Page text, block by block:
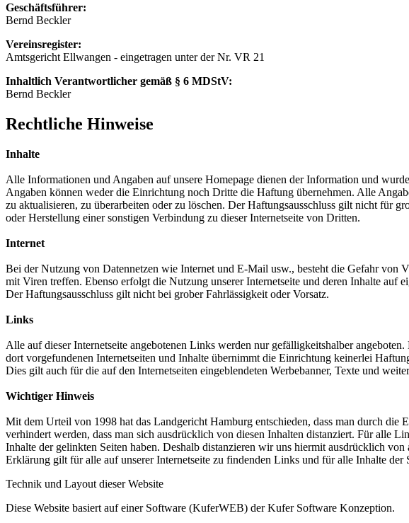
Geschäftsführer:
Bernd Beckler
Vereinsregister:
Amtsgericht Ellwangen - eingetragen unter der Nr. VR 21
Inhaltlich Verantwortlicher gemäß § 6 MDStV:
Bernd Beckler
Rechtliche Hinweise
Inhalte
Alle Informationen und Angaben auf unsere Homepage dienen der Information und
Angaben können weder die Einrichtung noch Dritte die Haftung übernehmen. Alle
zu aktualisieren, zu überarbeiten oder zu löschen. Der Haftungsausschluss gilt nicht für
oder Herstellung einer sonstigen Verbindung zu dieser Internetseite von Dritten.
Internet
Bei der Nutzung von Datennetzen wie Internet und E-Mail usw., besteht die Gefahr von
mit Viren treffen. Ebenso erfolgt die Nutzung unserer Internetseite und deren Inhalte auf
Der Haftungsausschluss gilt nicht bei grober Fahrlässigkeit oder Vorsatz.
Links
Alle auf dieser Internetseite angebotenen Links werden nur gefälligkeitshalber
dort vorgefundenen Internetseiten und Inhalte übernimmt die Einrichtung keinerlei
Dies gilt auch für die auf den Internetseiten eingeblendeten Werbebanner, Texte und
Wichtiger Hinweis
Mit dem Urteil von 1998 hat das Landgericht Hamburg entschieden, dass man durch
verhindert werden, dass man sich ausdrücklich von diesen Inhalten distanziert. Für alle
Inhalte der gelinkten Seiten haben. Deshalb distanzieren wir uns hiermit ausdrücklich
Erklärung gilt für alle auf unserer Internetseite zu findenden Links und für alle Inhalte
Technik und Layout dieser Website
Diese Website basiert auf einer Software (KuferWEB) der Kufer Software Konzeption.